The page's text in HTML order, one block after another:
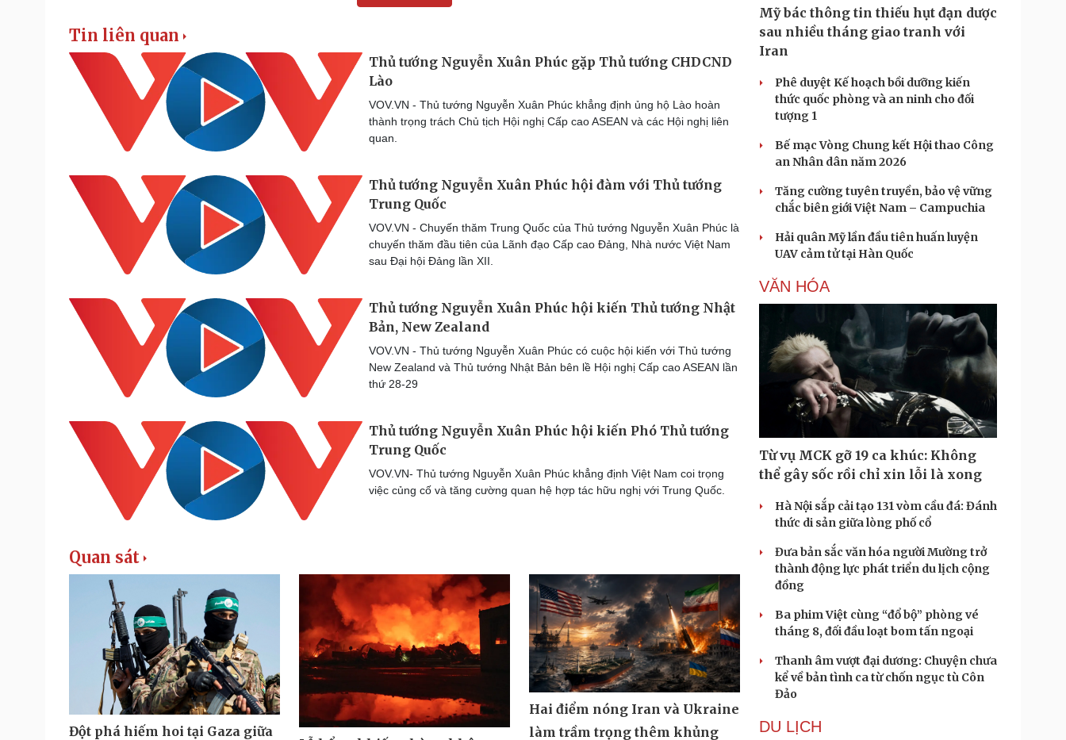
Tin liên quan
Thủ tướng Nguyễn Xuân Phúc gặp Thủ tướng CHDCND
Lào
VOV.VN - Thủ tướng Nguyễn Xuân Phúc khẳng định ủng hộ Lào hoàn
thành trọng trách Chủ tịch Hội nghị Cấp cao ASEAN và các Hội nghị liên
quan.
Thủ tướng Nguyễn Xuân Phúc hội đàm với Thủ tướng
Trung Quốc
VOV.VN - Chuyến thăm Trung Quốc của Thủ tướng Nguyễn Xuân Phúc là
chuyến thăm đầu tiên của Lãnh đạo Cấp cao Đảng, Nhà nước Việt Nam
sau Đại hội Đảng lần XII.
Thủ tướng Nguyễn Xuân Phúc hội kiến Thủ tướng Nhật
Bản, New Zealand
VOV.VN - Thủ tướng Nguyễn Xuân Phúc có cuộc hội kiến với Thủ tướng
New Zealand và Thủ tướng Nhật Bản bên lề Hội nghị Cấp cao ASEAN lần
thứ 28-29
Thủ tướng Nguyễn Xuân Phúc hội kiến Phó Thủ tướng
Trung Quốc
VOV.VN- Thủ tướng Nguyễn Xuân Phúc khẳng định Việt Nam coi trọng
việc củng cố và tăng cường quan hệ hợp tác hữu nghị với Trung Quốc.
Quan sát
Đột phá hiếm hoi tại Gaza giữa
Hai điểm nóng Iran và Ukraine
làm trầm trọng thêm khủng
Mỹ bác thông tin thiếu hụt đạn dược
sau nhiều tháng giao tranh với
Iran
Phê duyệt Kế hoạch bồi dưỡng kiến
thức quốc phòng và an ninh cho đối
tượng 1
Bế mạc Vòng Chung kết Hội thao Công
an Nhân dân năm 2026
Tăng cường tuyên truyền, bảo vệ vững
chắc biên giới Việt Nam – Campuchia
Hải quân Mỹ lần đầu tiên huấn luyện
UAV cảm tử tại Hàn Quốc
VĂN HÓA
Từ vụ MCK gỡ 19 ca khúc: Không
thể gây sốc rồi chỉ xin lỗi là xong
Hà Nội sắp cải tạo 131 vòm cầu đá: Đánh
thức di sản giữa lòng phố cổ
Đưa bản sắc văn hóa người Mường trở
thành động lực phát triển du lịch cộng
đồng
Ba phim Việt cùng “đổ bộ” phòng vé
tháng 8, đối đầu loạt bom tấn ngoại
Thanh âm vượt đại dương: Chuyện chưa
kể về bản tình ca từ chốn ngục tù Côn
Đảo
DU LỊCH